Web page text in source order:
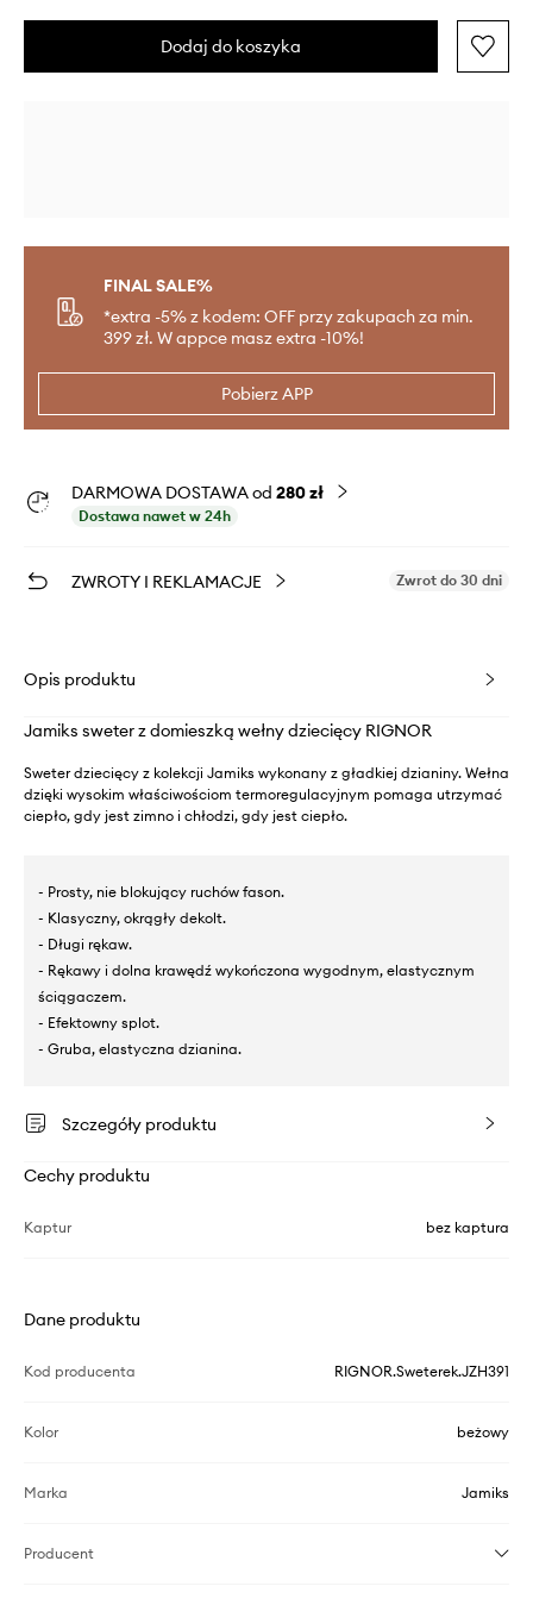
Dodaj do koszyka
FINAL SALE%
*extra -5% z kodem: OFF przy zakupach za min.
399 zł. W appce masz extra -10%!
Pobierz APP
DARMOWA DOSTAWA od 280 zł
Dostawa nawet w 24h
ZWROTY I REKLAMACJE Zwrot do 30 dni
Opis produktu
Jamiks sweter z domieszką wełny dziecięcy RIGNOR
Sweter dziecięcy z kolekcji Jamiks wykonany z gładkiej dzianiny. Wełna
dzięki wysokim właściwościom termoregulacyjnym pomaga utrzymać
ciepło, gdy jest zimno i chłodzi, gdy jest ciepło.
- Prosty, nie blokujący ruchów fason.
- Klasyczny, okrągły dekolt.
- Długi rękaw.
- Rękawy i dolna krawędź wykończona wygodnym, elastycznym
ściągaczem.
- Efektowny splot.
- Gruba, elastyczna dzianina.
Szczegóły produktu
Cechy produktu
Kaptur bez kaptura
Dane produktu
Kod producenta RIGNOR.Sweterek.JZH391
Kolor beżowy
Marka Jamiks
Producent